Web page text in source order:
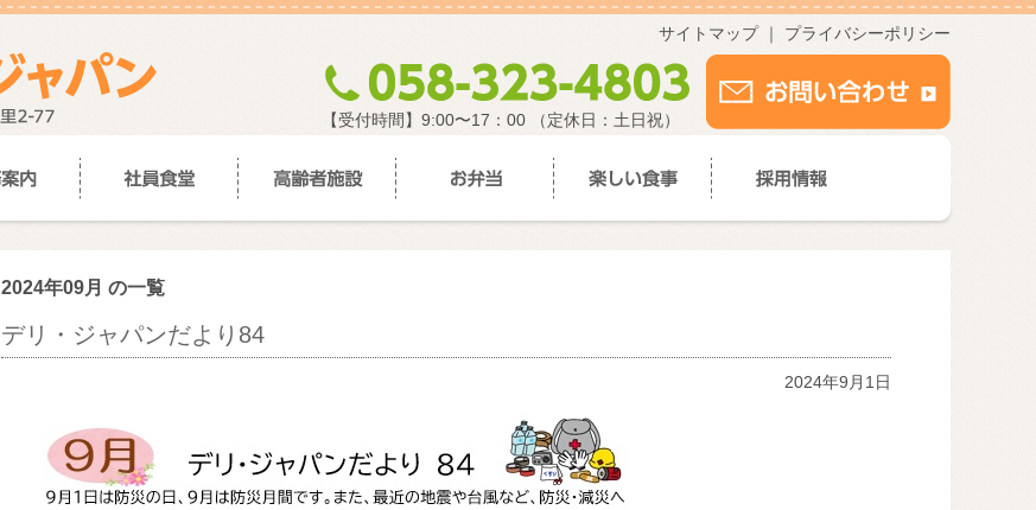
サイトマップ ｜ プライバシーポリシー
【受付時間】9:00〜17：00 （定休日：土日祝）
2024年09月 の一覧
デリ・ジャパンだより84
2024年9月1日